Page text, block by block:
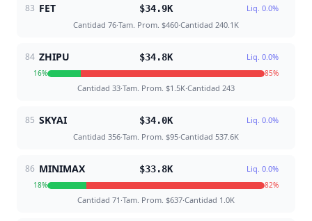
83 FET $34.9K Liq. 0.0%
Cantidad 76·Tam. Prom. $460·Cantidad 240.1K
84 ZHIPU $34.8K Liq. 0.0%
16% 85%
Cantidad 33·Tam. Prom. $1.5K·Cantidad 243
85 SKYAI $34.0K Liq. 0.0%
Cantidad 356·Tam. Prom. $95·Cantidad 537.6K
86 MINIMAX $33.8K Liq. 0.0%
18% 82%
Cantidad 71 ·Tam. Prom. $637·Cantidad 1.0K